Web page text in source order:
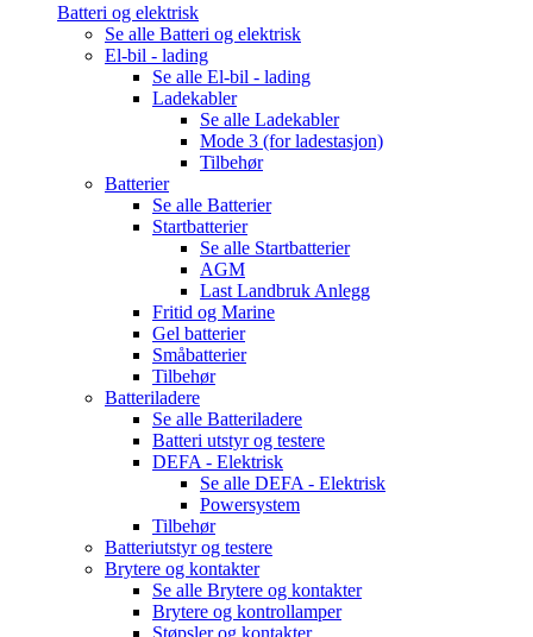
Batteri og elektrisk
Se alle Batteri og elektrisk
El-bil - lading
Se alle El-bil - lading
Ladekabler
Se alle Ladekabler
Mode 3 (for ladestasjon)
Tilbehør
Batterier
Se alle Batterier
Startbatterier
Se alle Startbatterier
AGM
Last Landbruk Anlegg
Fritid og Marine
Gel batterier
Småbatterier
Tilbehør
Batteriladere
Se alle Batteriladere
Batteri utstyr og testere
DEFA - Elektrisk
Se alle DEFA - Elektrisk
Powersystem
Tilbehør
Batteriutstyr og testere
Brytere og kontakter
Se alle Brytere og kontakter
Brytere og kontrollamper
Støpsler og kontakter